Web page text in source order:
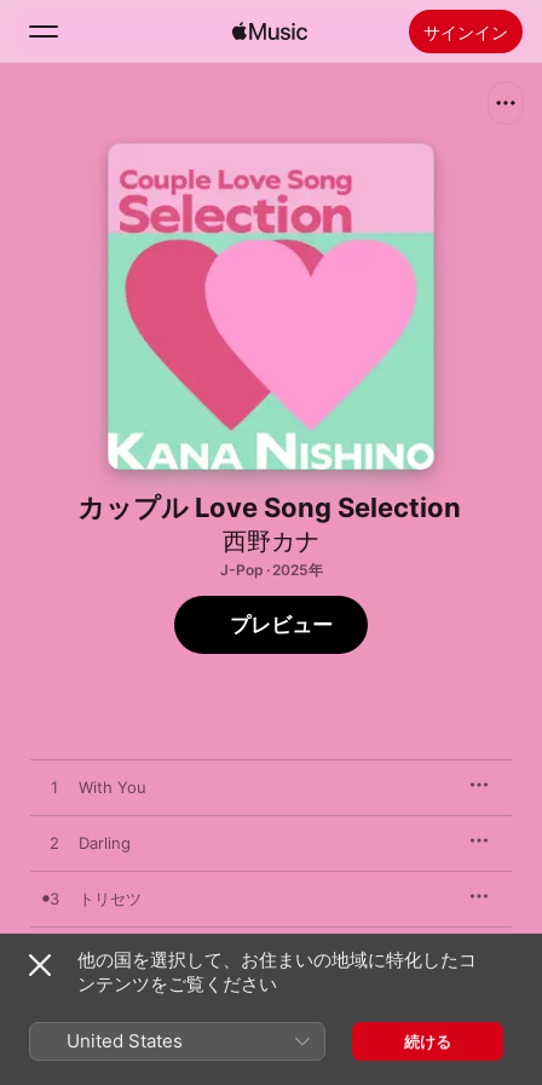
サインイン
新着おすすめ
Apple Musicをインストール
カップル Love Song Selection
西野カナ
J-Pop · 2025年
プレビュー
1 With You
2 Darling
3 トリセツ
4 あなたの好きなところ
6 Dear…
他の国を選択して、お住まいの地域に特化したコ
ンテンツをご覧ください
United States 続ける